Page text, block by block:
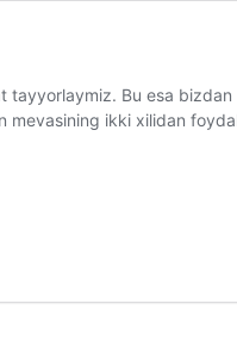
Bu esa bizdan
ikki xilidan